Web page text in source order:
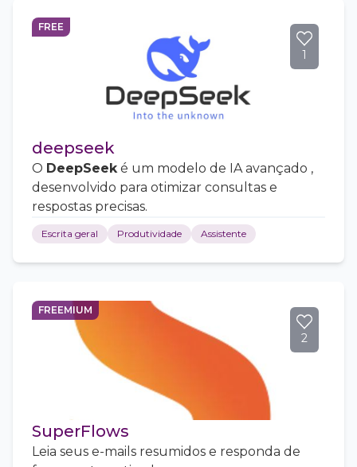
FREE
1
deepseek
O DeepSeeké um modelo de IA avançado ,
desenvolvido para otimizar consultas e
respostas precisas.
Escrita geral Produtividade Assistente
FREEMIUM
2
SuperFlows
Leia seus e-mails resumidos e responda de